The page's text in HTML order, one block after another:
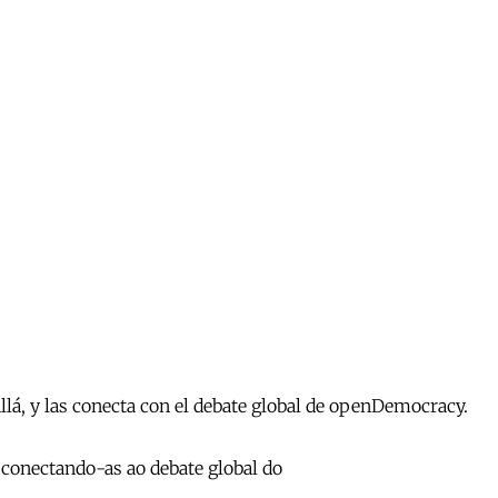
y las conecta con el debate global de openDemocracy.
as ao debate global do